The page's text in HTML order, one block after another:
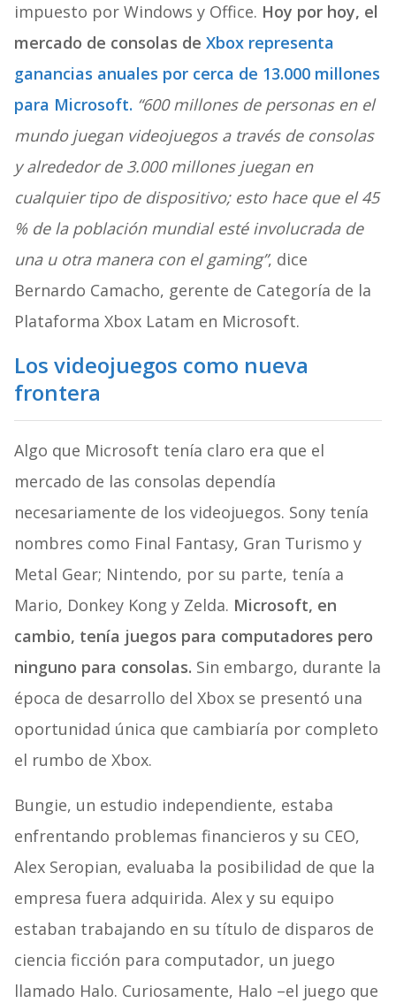
impuesto por Windows y Office. Hoy por hoy, el
mercado de consolas de Xbox representa
ganancias anuales por cerca de 13.000 millones
para Microsoft. “600 millones de personas en el
mundo juegan videojuegos a través de consolas
y alrededor de 3.000 millones juegan en
cualquier tipo de dispositivo; esto hace que el 45
% de la población mundial esté involucrada de
una u otra manera con el gaming”, dice
Bernardo Camacho, gerente de Categoría de la
Plataforma Xbox Latam en Microsoft.
Los videojuegos como nueva
frontera
Algo que Microsoft tenía claro era que el
mercado de las consolas dependía
necesariamente de los videojuegos. Sony tenía
nombres como Final Fantasy, Gran Turismo y
Metal Gear; Nintendo, por su parte, tenía a
Mario, Donkey Kong y Zelda. Microsoft, en
cambio, tenía juegos para computadores pero
ninguno para consolas. Sin embargo, durante la
época de desarrollo del Xbox se presentó una
oportunidad única que cambiaría por completo
el rumbo de Xbox.
Bungie, un estudio independiente, estaba
enfrentando problemas financieros y su CEO,
Alex Seropian, evaluaba la posibilidad de que la
empresa fuera adquirida. Alex y su equipo
estaban trabajando en su título de disparos de
ciencia ficción para computador, un juego
llamado Halo. Curiosamente, Halo –el juego que